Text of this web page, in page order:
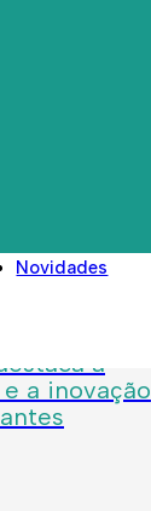
Novidades
a
a inovação